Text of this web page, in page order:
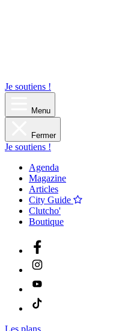
Je soutiens !
Menu
Fermer
Je soutiens !
Agenda
Magazine
Articles
City Guide
Clutcho'
Boutique
Les plans